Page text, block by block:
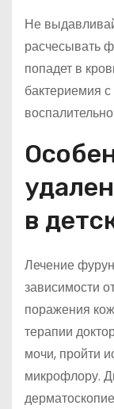
Не
расчесывать
попадет в
бактериемия
в
Лечение
зависимости
поражения
терапии
мочи, пройти
микрофлору.